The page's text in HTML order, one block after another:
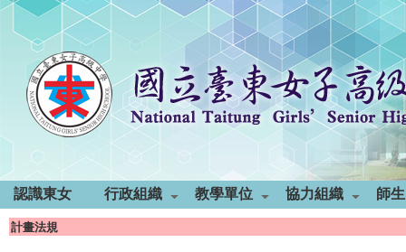
認識東女 行政組織 教學單位 協力組織 師
計畫法規